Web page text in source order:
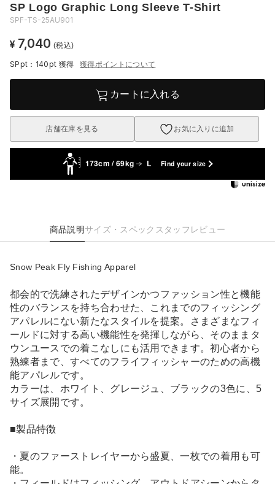
SP Logo Graphic Long Sleeve T-Shirt
SPF-TS-25AU901
¥ 7,040 (税込)
SPpt：140pt 獲得 獲得ポイントについて
カートに入れる
店舗在庫を見る お気に入りに追加
173cm / 69kg L Find your size
商品説明サイズ・スペック スタッフレビュー
Snow Peak Fly Fishing Apparel
都会的で洗練されたデザインかつファッション性と機能
性のバランスを持ち合わせた、これまでのフィッシング
アパレルにない新たなスタイルを提案。さまざまなフィ
ールドに対する高い機能性を発揮しながら、そのままタ
ウンユースでの着こなしにも活用できます。初心者から
熟練者まで、すべてのフライフィッシャーのための高機
能アパレルです。
カラーは、ホワイト、グレージュ、ブラックの3色に、5
サイズ展開です。
■製品特徴
・夏のファーストレイヤーから盛夏、一枚での着用も可
能。